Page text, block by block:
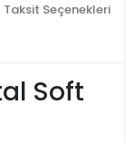
Taksit Seçenekleri
Soft